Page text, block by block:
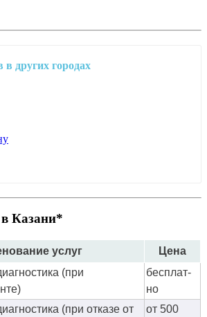
в других городах
Казани*
услуг
Цена
(при
бес­плат­
но
(при отказе от
от 500